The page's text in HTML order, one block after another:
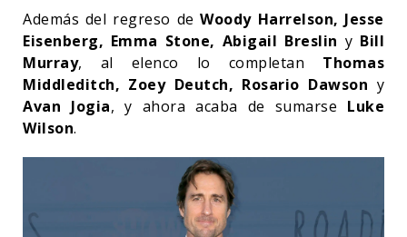
Además del regreso de Woody Harrelson, Jesse
Eisenberg, Emma Stone, Abigail Breslin y Bill
Murray, al elenco lo completan Thomas
Middleditch, Zoey Deutch, Rosario Dawson y
Avan Jogia, y ahora acaba de sumarse Luke
Wilson.